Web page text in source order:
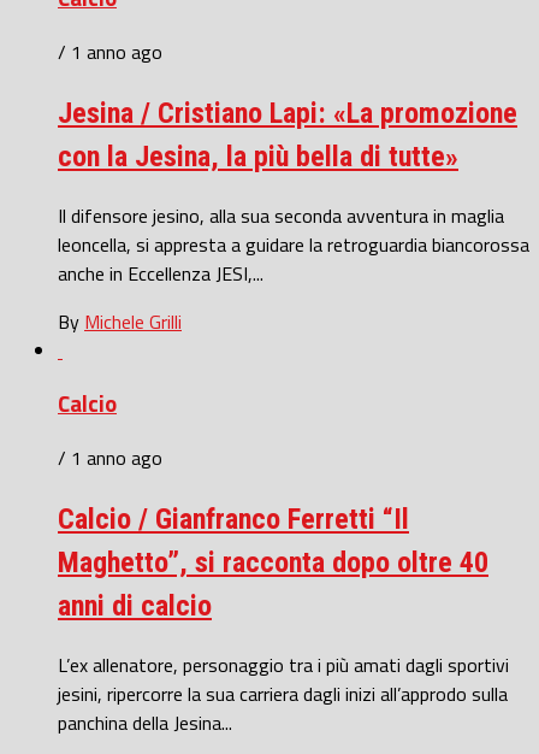
/ 1 anno ago
Jesina / Cristiano Lapi: «La promozione
con la Jesina, la più bella di tutte»
Il difensore jesino, alla sua seconda avventura in maglia
leoncella, si appresta a guidare la retroguardia biancorossa
anche in Eccellenza JESI,...
By Michele Grilli
Calcio
/ 1 anno ago
Calcio / Gianfranco Ferretti “Il
Maghetto”, si racconta dopo oltre 40
anni di calcio
L’ex allenatore, personaggio tra i più amati dagli sportivi
jesini, ripercorre la sua carriera dagli inizi all’approdo sulla
panchina della Jesina...